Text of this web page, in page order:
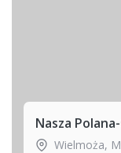
Nasza
Wielmoża,